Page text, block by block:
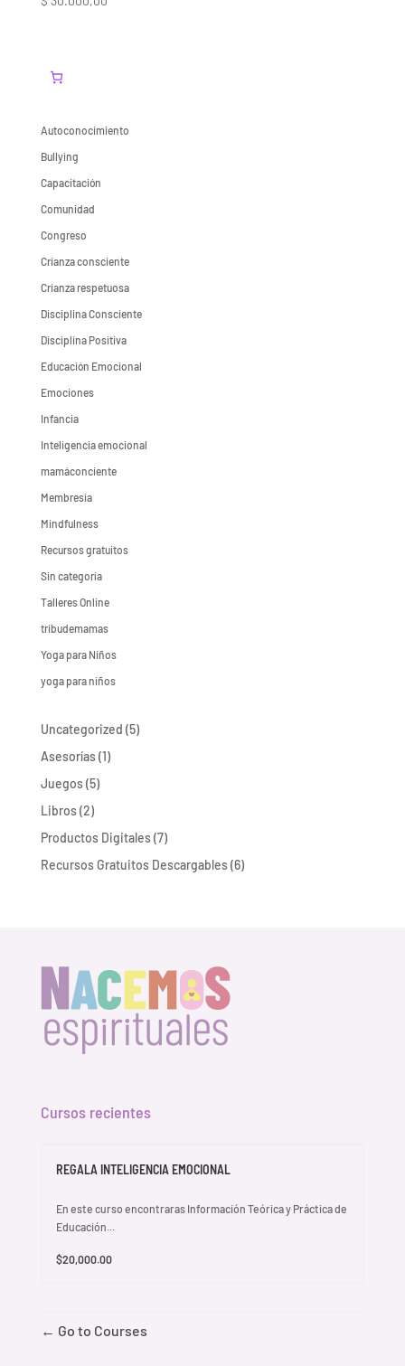
Autoconocimiento
Bullying
Capacitación
Comunidad
Congreso
Crianza consciente
Crianza respetuosa
Disciplina Consciente
Disciplina Positiva
Educación Emocional
Emociones
Infancia
Inteligencia emocional
mamáconciente
Membresia
Mindfulness
Recursos gratuitos
Sin categoría
Talleres Online
tribudemamas
Yoga para Niños
yoga para niños
Uncategorized 55
Asesorías 11
Juegos 55
Libros 22
productos
Productos Digitales 77
productos
Recursos Gratuitos Descargables 66
Cursos recientes
REGALA INTELIGENCIA EMOCIONAL
En este curso encontraras Información Teórica y Práctica de
Educación...
$20,000.00
Go to Courses